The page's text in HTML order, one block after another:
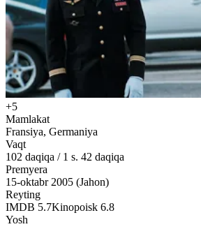
+5
Mamlakat
Fransiya, Germaniya
Vaqt
102 daqiqa / 1 s. 42 daqiqa
Premyera
15-oktabr 2005 (Jahon)
Reyting
IMDB 5.7Kinopoisk 6.8
Yosh